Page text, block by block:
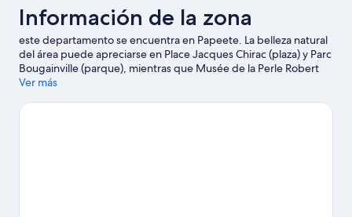
Información de la zona
este departamento se encuentra en Papeete. La belleza natural
del área puede apreciarse en Place Jacques Chirac (plaza) y Parc
Bougainville (parque), mientras que Musée de la Perle Robert
Wan y Casa de James Norman Hall son lugares culturales
Ver más